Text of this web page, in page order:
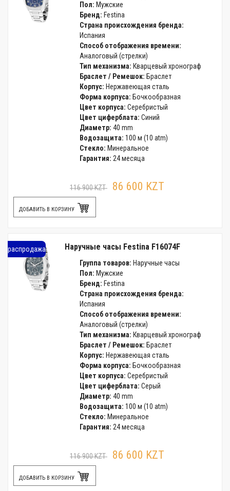
Пол: Мужские
Бренд: Festina
Страна происхождения бренда:
Испания
Способ отображения времени:
Аналоговый (стрелки)
Тип механизма: Кварцевый хронограф
Браслет / Ремешок: Браслет
Корпус: Нержавеющая сталь
Форма корпуса: Бочкообразная
Цвет корпуса: Серебристый
Цвет циферблата: Синий
Диаметр: 40 mm
Водозащита: 100 м (10 atm)
Стекло: Минеральное
Гарантия: 24 месяца
116 900 KZT 86 600 KZT
ДОБАВИТЬ В КОРЗИНУ
распродажа Наручные часы Festina F16074F
Группа товаров: Наручные часы
Пол: Мужские
Бренд: Festina
Страна происхождения бренда:
Испания
Способ отображения времени:
Аналоговый (стрелки)
Тип механизма: Кварцевый хронограф
Браслет / Ремешок: Браслет
Корпус: Нержавеющая сталь
Форма корпуса: Бочкообразная
Цвет корпуса: Серебристый
Цвет циферблата: Серый
Диаметр: 40 mm
Водозащита: 100 м (10 atm)
Стекло: Минеральное
Гарантия: 24 месяца
116 900 KZT 86 600 KZT
ДОБАВИТЬ В КОРЗИНУ